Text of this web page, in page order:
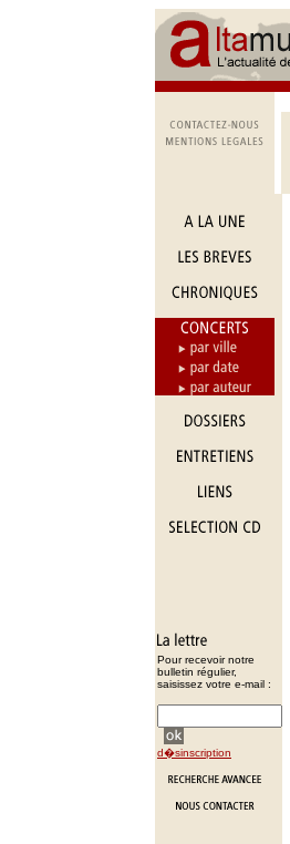
Pour recevoir notre
bulletin régulier,
saisissez votre e-mail :
d�sinscription